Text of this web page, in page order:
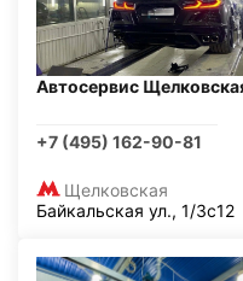
Автосервис
+7 (495) 162-90-81
Щелковская
Байкальская ул., 1/3с12